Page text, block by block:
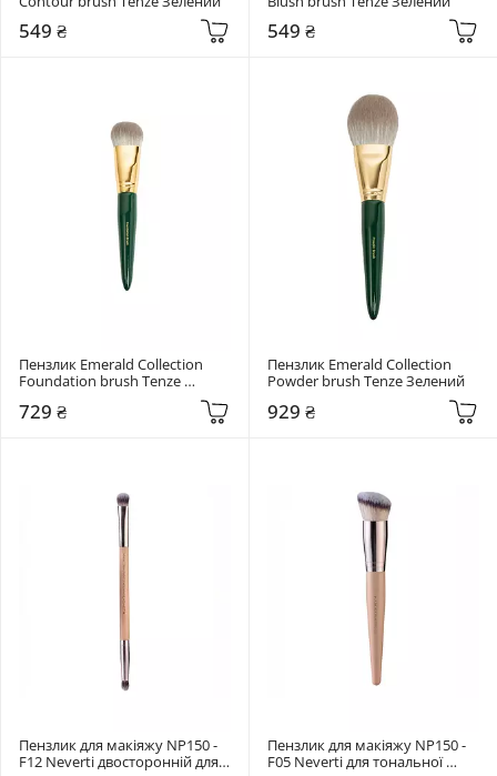
549 ₴ 549 ₴
Пензлик Emerald Collection
Foundation brush Tenze
729 ₴
Пензлик Emerald Collection
Powder brush Tenze Зелений
929 ₴
Пензлик для макіяжу NP150 -
F12 Neverti двосторонній для
Пензлик для макіяжу NP150 -
F05 Neverti для тональної